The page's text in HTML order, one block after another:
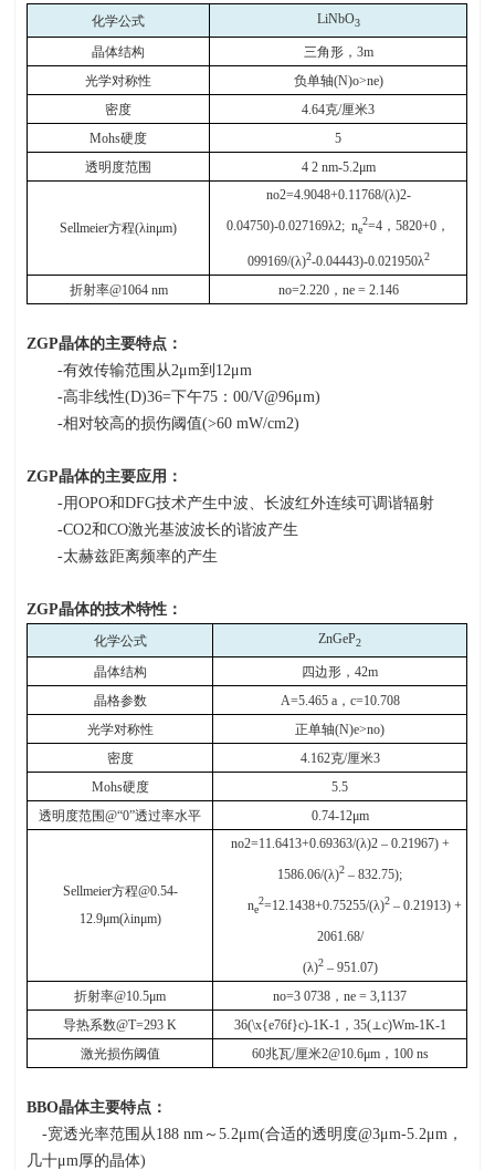
化学公式 LiNbO3
晶体结构 三角形， 3m
光学对称性
负单轴(N)o>ne)
密度
4.64克/厘米3
Mohs硬度
5
透明度范围
4 2 nm-5.2μm
Sellmeier方程(λinμm)
no2=4.9048+0.11768/(λ)2-
0.04750)-0.027169λ2; ne
2=4 ，5820+0 ，
099169/(λ)2-0.04443)-0.021950λ2
折射率@1064 nm no=2.220， ne = 2.146
ZGP晶体的主要特点：
-有效传输范围从 2μm到 12μm
-高非线性(D)36=下午75 ：00/V@96μm)
-相对较高的损伤阈值(>60 mW/cm2)
ZGP晶体的主要应用：
-用OPO和DFG技术产生中波、长波红外连续可调谐辐射
-CO2和CO激光基波波长的谐波产生
-太赫兹距离频率的产生
ZGP晶体的技术特性：
化学公式 ZnGeP2
晶体结构 四边形，42m
晶格参数
A=5.465 a， c=10.708
光学对称性
正单轴(N)e>no)
密度
4.162克/厘米3
Mohs硬度
5.5
透明度范围@“0”透过率水平 0.74-12μm
Sellmeier方程@0.54-
12.9μm(λinμm)
no2=11.6413+0.69363/(λ)2 – 0.21967) +
1586.06/(λ)2 – 832.75);
ne
2=12.1438+0.75255/(λ)2 – 0.21913) +
2061.68/
(λ)2– 951.07)
折射率@10.5μm no=3 0738 ，ne = 3,1137
导热系数@T=293 K 36(\x{e76f}c)-1K-1 ， 35(⊥c)Wm-1K-1
激光损伤阈值
60兆瓦/厘米2@10.6μm， 100 ns
BBO晶体主要特点：
-宽透光率范围从 188 nm ～5.2μm(合适的透明度@3μm-5.2μm ，
几十μm 厚的晶体)